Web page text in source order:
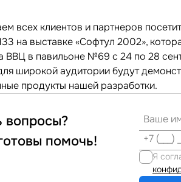
всех клиентов и партнеров
на выставке «Софтул 2002»,
ВВЦ в павильоне №69 с 24 по 28
широкой аудитории будут
продукты нашей разработки.
вопросы?
помочь!
Я